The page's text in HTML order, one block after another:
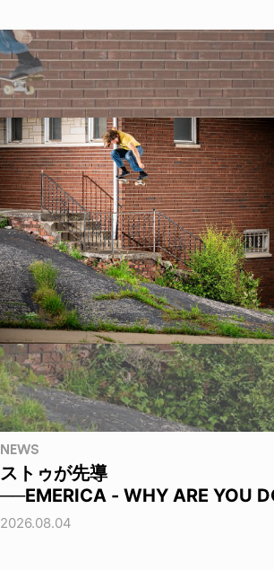
NEWS
ストゥが先導
──EMERICA - WHY ARE YOU
2026.08.04